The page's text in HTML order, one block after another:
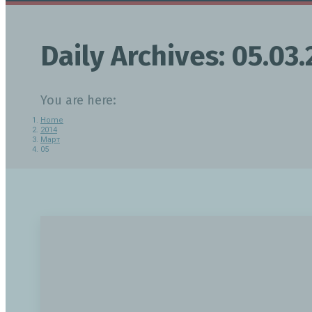
Daily Archives:
You are here:
Home
2014
Март
05